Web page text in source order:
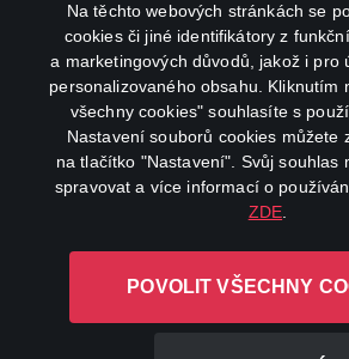
Na těchto webových stránkách se
cookies či jiné identifikátory z
a marketingových důvodů, jakož i pro
personalizovaného obsahu. Kliknutím
všechny cookies" souhlasíte s
Nastavení souborů cookies můžete
na tlačítko "Nastavení". Svůj souhlas
spravovat a více informací o
ZDE
POVOLIT VŠECHNY
facebook
L-1246 Luxembourg R.C.S.